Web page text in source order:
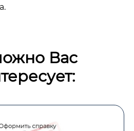
Вас